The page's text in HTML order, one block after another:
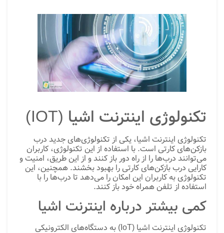
تکنولوژی اینترنت اشیا (IOT)
تکنولوژی اینترنت اشیا، یکی از تکنولوژی‌های جدید درب
بازکن‌های کارتی است. با استفاده از این تکنولوژی، کاربران
می‌توانند درب‌ها را از راه دور باز کنند و از این طریق، امنیت و
کارایی درب بازکن‌های کارتی را بهبود بخشند. همچنین، این
تکنولوژی به کاربران این امکان را می‌دهد تا درب‌ها را با
استفاده از تلفن همراه خود باز کنند.
کمی بیشتر درباره اینترنت اشیا
تکنولوژی اینترنت اشیا (IoT) به دستگاه‌های الکترونیکی